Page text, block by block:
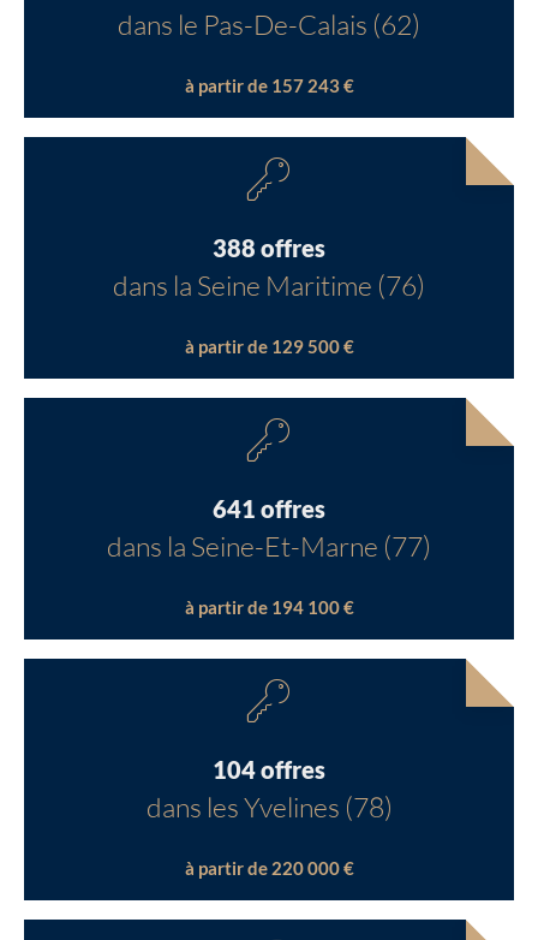
dans le Pas-De-Calais (62)
à partir de 157 243 €
388 offres
dans la Seine Maritime (76)
à partir de 129 500 €
641 offres
dans la Seine-Et-Marne (77)
à partir de 194 100 €
104 offres
dans les Yvelines (78)
à partir de 220 000 €